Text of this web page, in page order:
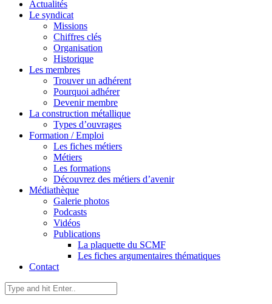
Actualités
Le syndicat
Missions
Chiffres clés
Organisation
Historique
Les membres
Trouver un adhérent
Pourquoi adhérer
Devenir membre
La construction métallique
Types d’ouvrages
Formation / Emploi
Les fiches métiers
Métiers
Les formations
Découvrez des métiers d’avenir
Médiathèque
Galerie photos
Podcasts
Vidéos
Publications
La plaquette du SCMF
Les fiches argumentaires thématiques
Contact